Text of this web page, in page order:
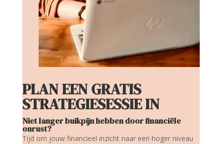
PLAN EEN GRATIS
STRATEGIESESSIE IN
Niet langer buikpijn hebben door financiële
onrust?
Tijd om jouw financieel inzicht naar een hoger niveau